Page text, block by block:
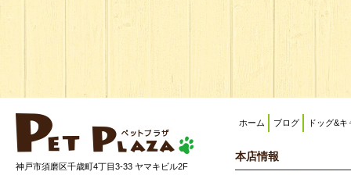
神戸市須磨区千歳町4丁目3-33 ヤマキビル2F
ホーム ブログ ドッグ&キ
本店情報